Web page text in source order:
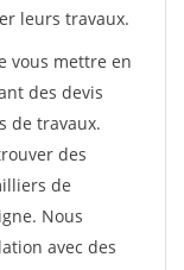
leurs travaux.
vous mettre en
des devis
de travaux.
des
de
Nous
avec des